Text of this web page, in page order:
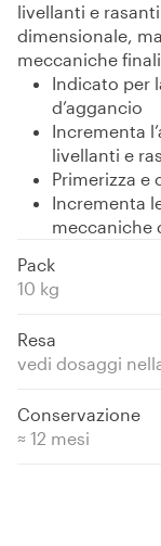
livellanti e
dimensionale,
meccaniche
Indicato per
d’aggancio
Incrementa
livellanti e
Primerizza e
Incrementa
meccaniche
Pack
10 kg
Resa
vedi dosaggi
Conservazione
≈ 12 mesi